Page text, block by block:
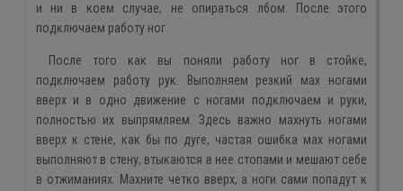
и ни в коем случае, не опираться лбом. После этого
подключаем работу ног.
После того как вы поняли работу ног в стойке,
подключаем работу рук. Выполняем резкий мах ногами
вверх и в одно движение с ногами подключаем и руки,
полностью их выпрямляем. Здесь важно махнуть ногами
вверх к стене, как бы по дуге, частая ошибка мах ногами
выполняют в стену, втыкаются в нее стопами и мешают себе
в отжиманиях. Махните четко вверх, а ноги сами попадут к